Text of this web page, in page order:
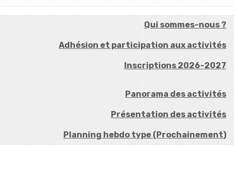
Qui sommes-nous ?
Adhésion et participation aux activités
Inscriptions 2026-2027
Panorama des activités
Présentation des activités
Planning hebdo type (Prochainement)